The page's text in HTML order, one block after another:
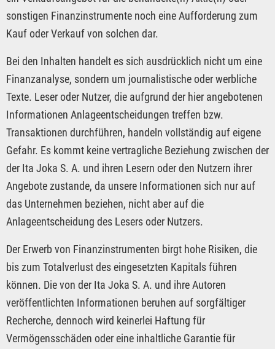
sonstigen Finanzinstrumente noch eine Aufforderung zum
Kauf oder Verkauf von solchen dar.
Bei den Inhalten handelt es sich ausdrücklich nicht um eine
Finanzanalyse, sondern um journalistische oder werbliche
Texte. Leser oder Nutzer, die aufgrund der hier angebotenen
Informationen Anlageentscheidungen treffen bzw.
Transaktionen durchführen, handeln vollständig auf eigene
Gefahr. Es kommt keine vertragliche Beziehung zwischen der
der Ita Joka S. A. und ihren Lesern oder den Nutzern ihrer
Angebote zustande, da unsere Informationen sich nur auf
das Unternehmen beziehen, nicht aber auf die
Anlageentscheidung des Lesers oder Nutzers.
Der Erwerb von Finanzinstrumenten birgt hohe Risiken, die
bis zum Totalverlust des eingesetzten Kapitals führen
können. Die von der Ita Joka S. A. und ihre Autoren
veröffentlichten Informationen beruhen auf sorgfältiger
Recherche, dennoch wird keinerlei Haftung für
Vermögensschäden oder eine inhaltliche Garantie für